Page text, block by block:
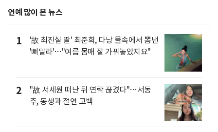
연예 많이 본 뉴스
1
'故 최진실 딸' 최준희, 다낭 물속에서 뽐낸
'뼈말라'…"여름 몸매 잘 가꿔놓았지요"
2
"故 서세원 떠난 뒤 연락 끊겼다"…서동
주, 동생과 절연 고백